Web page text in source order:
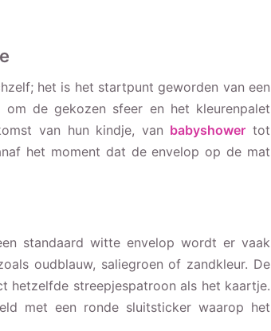
het is het startpunt geworden van een
de gekozen sfeer en het kleurenpalet
van hun kindje, van babyshower tot
het moment dat de envelop op de mat
standaard witte envelop wordt er vaak
oudblauw, saliegroen of zandkleur. De
hetzelfde streepjespatroon als het kaartje.
met een ronde sluitsticker waarop het